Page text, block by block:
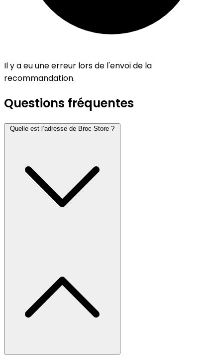
Il y a eu une erreur lors de l'envoi de la
recommandation.
Questions fréquentes
Quelle est l’adresse de Broc Store ?